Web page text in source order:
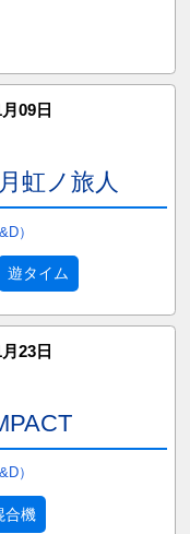
09日
虹ノ旅人
）
遊タイム
23日
）
合機